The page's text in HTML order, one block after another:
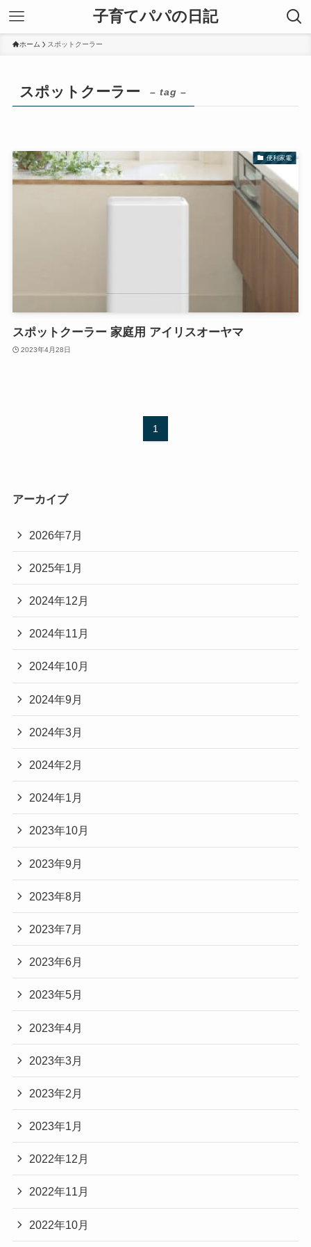
子育てパパの日記
ホーム スポットクーラー
スポットクーラー – tag –
便利家電
スポットクーラー 家庭用 アイリスオーヤマ
2023年4月28日
1
アーカイブ
2026年7月
2025年1月
2024年12月
2024年11月
2024年10月
2024年9月
2024年3月
2024年2月
2024年1月
2023年10月
2023年9月
2023年8月
2023年7月
2023年6月
2023年5月
2023年4月
2023年3月
2023年2月
2023年1月
2022年12月
2022年11月
2022年10月